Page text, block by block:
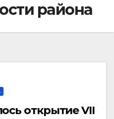
района
открытие VII